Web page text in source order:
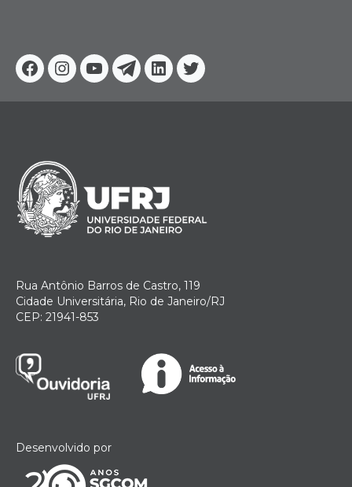
Facebook
Instagram
YoutubeTelegram
Linkedin
Twitter
Rua Antônio Barros de Castro, 119
Cidade Universitária, Rio de Janeiro/RJ
CEP: 21941-853
Desenvolvido por